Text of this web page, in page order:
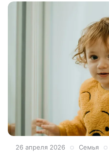
26 апреля 2026 Семья